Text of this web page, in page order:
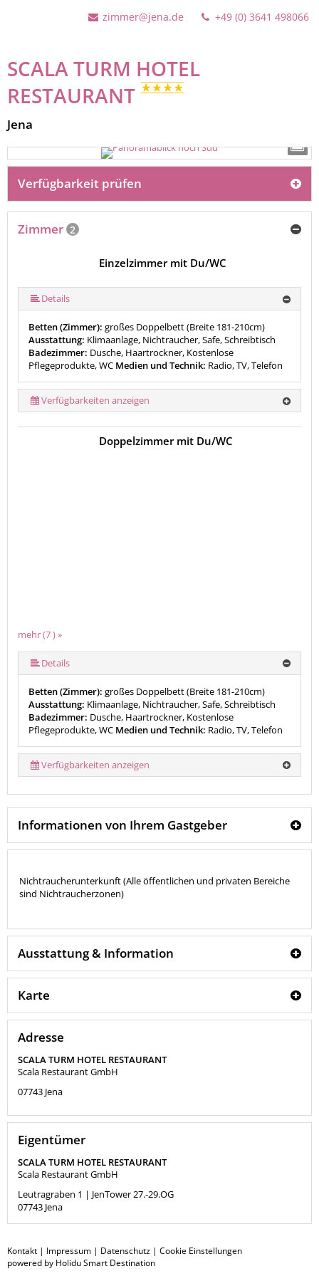
zimmer@jena.de +49 (0) 3641 498066
SCALA TURM HOTEL
RESTAURANT
Jena
Verfügbarkeit prüfen
Zimmer 2
Einzelzimmer mit Du/WC
Details
Betten (Zimmer): großes Doppelbett (Breite 181-210cm)
Ausstattung: Klimaanlage, Nichtraucher, Safe, Schreibtisch
Badezimmer: Dusche, Haartrockner, Kostenlose
Pflegeprodukte, WC Medien und Technik: Radio, TV, Telefon
Verfügbarkeiten anzeigen
mehr (7 ) »
mehr (7 ) »
mehr (7 ) »
mehr (7 ) »
Doppelzimmer mit Du/WC
Details
Betten (Zimmer): großes Doppelbett (Breite 181-210cm)
Ausstattung: Klimaanlage, Nichtraucher, Safe, Schreibtisch
Badezimmer: Dusche, Haartrockner, Kostenlose
Pflegeprodukte, WC Medien und Technik: Radio, TV, Telefon
Verfügbarkeiten anzeigen
Informationen von Ihrem Gastgeber
Nichtraucherunterkunft (Alle öffentlichen und privaten Bereiche
sind Nichtraucherzonen)
Ausstattung & Information
Karte
Adresse
SCALA TURM HOTEL RESTAURANT
Scala Restaurant GmbH
07743 Jena
Eigentümer
SCALA TURM HOTEL RESTAURANT
Scala Restaurant GmbH
Leutragraben 1 | JenTower 27.-29.OG
07743 Jena
Kontakt | Impressum | Datenschutz | Cookie Einstellungen
powered by Holidu Smart Destination